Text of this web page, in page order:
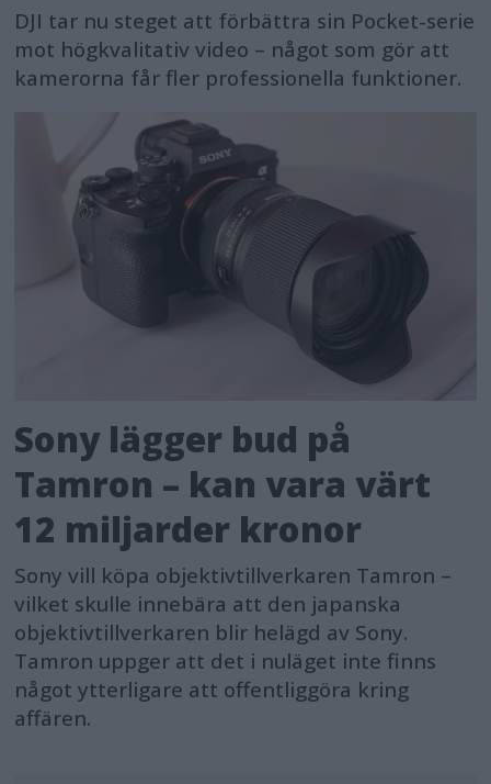
DJI tar nu steget att förbättra sin Pocket-serie
mot högkvalitativ video – något som gör att
kamerorna får fler professionella funktioner.
Sony lägger bud på
Tamron – kan vara värt
12 miljarder kronor
Sony vill köpa objektivtillverkaren Tamron –
vilket skulle innebära att den japanska
objektivtillverkaren blir helägd av Sony.
Tamron uppger att det i nuläget inte finns
något ytterligare att offentliggöra kring
affären.